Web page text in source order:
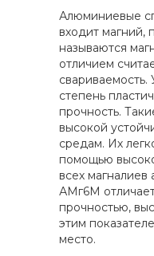
Алюминиевые
входит магний,
называются
отличием
свариваемость.
степень
прочность.
высокой
средам. Их
помощью
всех
АМг6М
прочностью,
этим
место.